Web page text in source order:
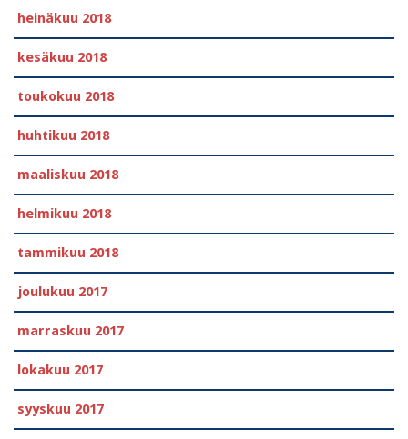
heinäkuu 2018
kesäkuu 2018
toukokuu 2018
huhtikuu 2018
maaliskuu 2018
helmikuu 2018
tammikuu 2018
joulukuu 2017
marraskuu 2017
lokakuu 2017
syyskuu 2017